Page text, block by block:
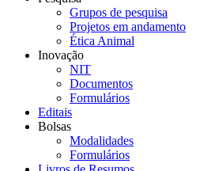
Grupos de pesquisa
Projetos em andamento
Ética Animal
Inovação
NIT
Documentos
Formulários
Editais
Bolsas
Modalidades
Formulários